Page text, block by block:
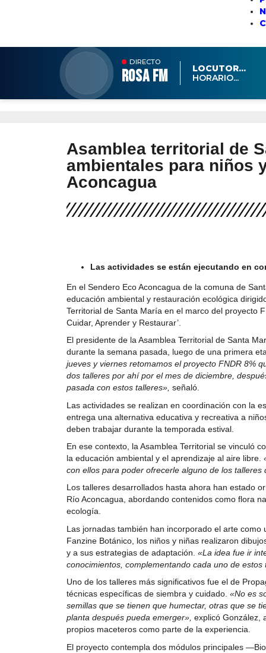
DIRECTO
ROSA FM
LOCUTOR...
HORARIO...
Asamblea territorial de
ambientales para niños
Aconcagua
Las actividades se están ejecutando en
En el Sendero Eco Aconcagua de la comuna de
educación ambiental y restauración ecológica
Territorial de Santa María en el marco del proyecto
Cuidar, Aprender y Restaurar’.
El presidente de la Asamblea Territorial de Santa
durante la semana pasada, luego de una primera
jueves y viernes retomamos el proyecto FNDR 8%
dos talleres por ahí por el mes de diciembre,
pasada con estos talleres», señaló.
Las actividades se realizan en coordinación con la
entrega una alternativa educativa y recreativa a
deben trabajar durante la temporada estival.
En ese contexto, la Asamblea Territorial se vinculó
la educación ambiental y el aprendizaje al aire libre.
con ellos para poder ofrecerle alguno de los talleres
Los talleres desarrollados hasta ahora han estado
Río Aconcagua, abordando contenidos como flora
ecología.
Las jornadas también han incorporado el arte
Fanzine Botánico, los niños y niñas realizaron
y a sus estrategias de adaptación. «La idea fue ir
conocimientos, complementando cada uno de
Uno de los talleres más significativos fue el de
técnicas específicas de siembra y cuidado. «No es
semillas que se tienen que humectar, otras que se
planta después pueda emerger», explicó González,
propios maceteros como parte de la experiencia.
El proyecto contempla dos módulos principales